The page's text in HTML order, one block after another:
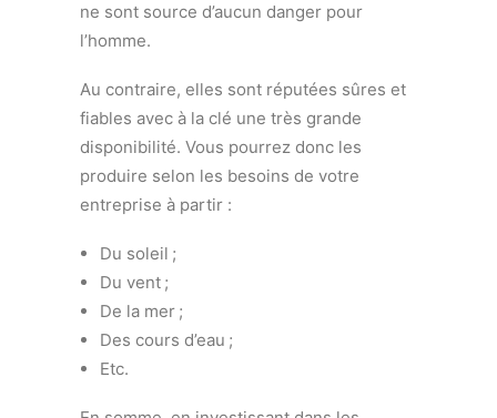
ne sont source d’aucun danger pour
l’homme.
Au contraire, elles sont réputées sûres et
fiables avec à la clé une très grande
disponibilité. Vous pourrez donc les
produire selon les besoins de votre
entreprise à partir :
Du soleil ;
Du vent ;
De la mer ;
Des cours d’eau ;
Etc.